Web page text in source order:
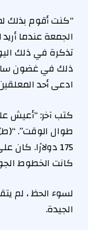
الجمعة عندما
تذكرة في ذلك
ادعى أحد
طوال الوقت”.
كانت الخطوط
الجيدة.